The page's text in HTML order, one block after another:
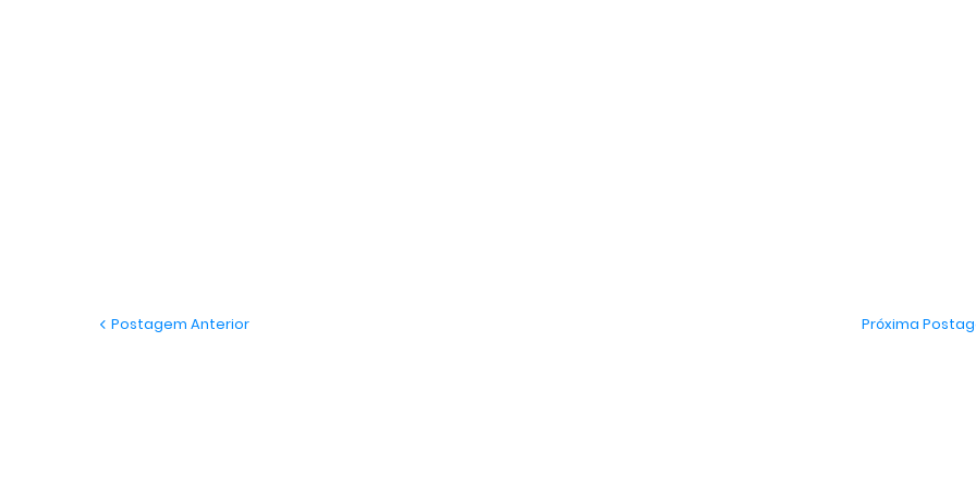
Postagem Anterior Próxima